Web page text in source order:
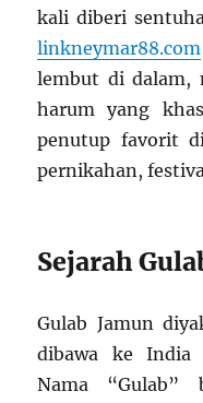
kali diberi
linkneymar88.com
lembut di dalam,
harum yang
penutup favorit
pernikahan,
Sejarah
Gulab Jamun
dibawa ke India
Nama “Gulab”